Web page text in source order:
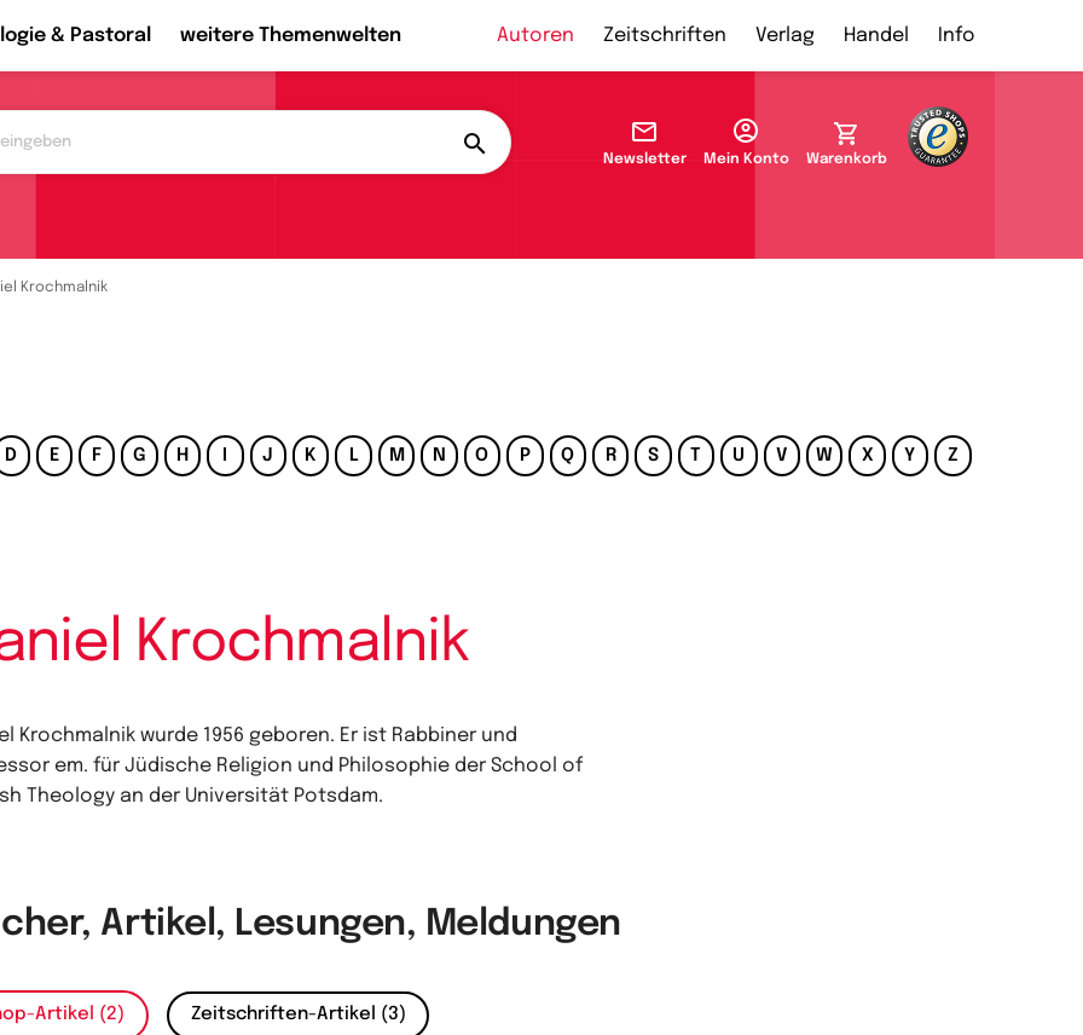
& Pastoral weitere Themenwelten Autoren Zeitschriften Verlag Handel Info
Newsletter Mein Konto Warenkorb
Krochmalnik
D E F G H J K L M N O P Q R S T U V W X Y Z
Krochmalnik
Krochmalnik wurde 1956 geboren. Er ist Rabbiner und
em. für Jüdische Religion und Philosophie der School of
Theology an der Universität Potsdam.
Artikel, Lesungen, Meldungen
Artikel (2) Zeitschriften-Artikel (3)